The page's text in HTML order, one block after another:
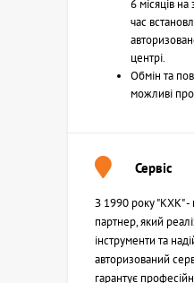
6 місяців на
час
центрі.
Обмін та
можливі
Сервіс
З 1990 року "КХК" -
партнер, який
інструменти та
авторизований
гарантує